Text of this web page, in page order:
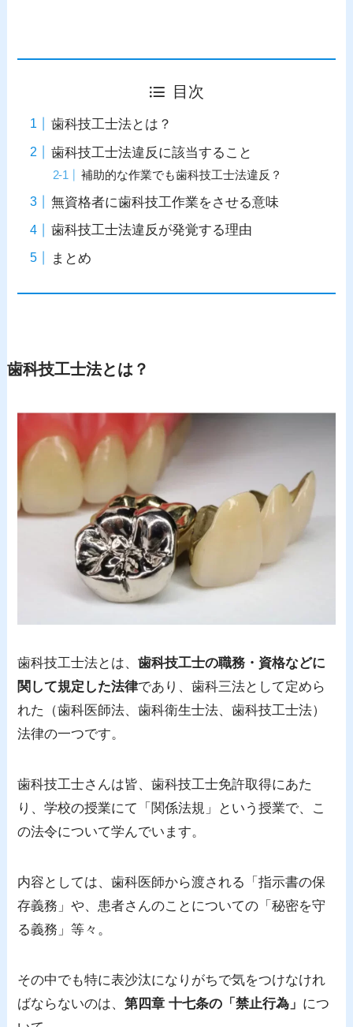
目次
歯科技工士法とは？
歯科技工士法違反に該当すること
補助的な作業でも歯科技工士法違反？
無資格者に歯科技工作業をさせる意味
歯科技工士法違反が発覚する理由
まとめ
歯科技工士法とは？
歯科技工士法とは、歯科技工士の職務・資格などに
関して規定した法律であり、歯科三法として定めら
れた（歯科医師法、歯科衛生士法、歯科技工士法）
法律の一つです。
歯科技工士さんは皆、歯科技工士免許取得にあた
り、学校の授業にて「関係法規」という授業で、こ
の法令について学んでいます。
内容としては、歯科医師から渡される「指示書の保
存義務」や、患者さんのことについての「秘密を守
る義務」等々。
その中でも特に表沙汰になりがちで気をつけなけれ
ばならないのは、第四章 十七条の「禁止行為」 につ